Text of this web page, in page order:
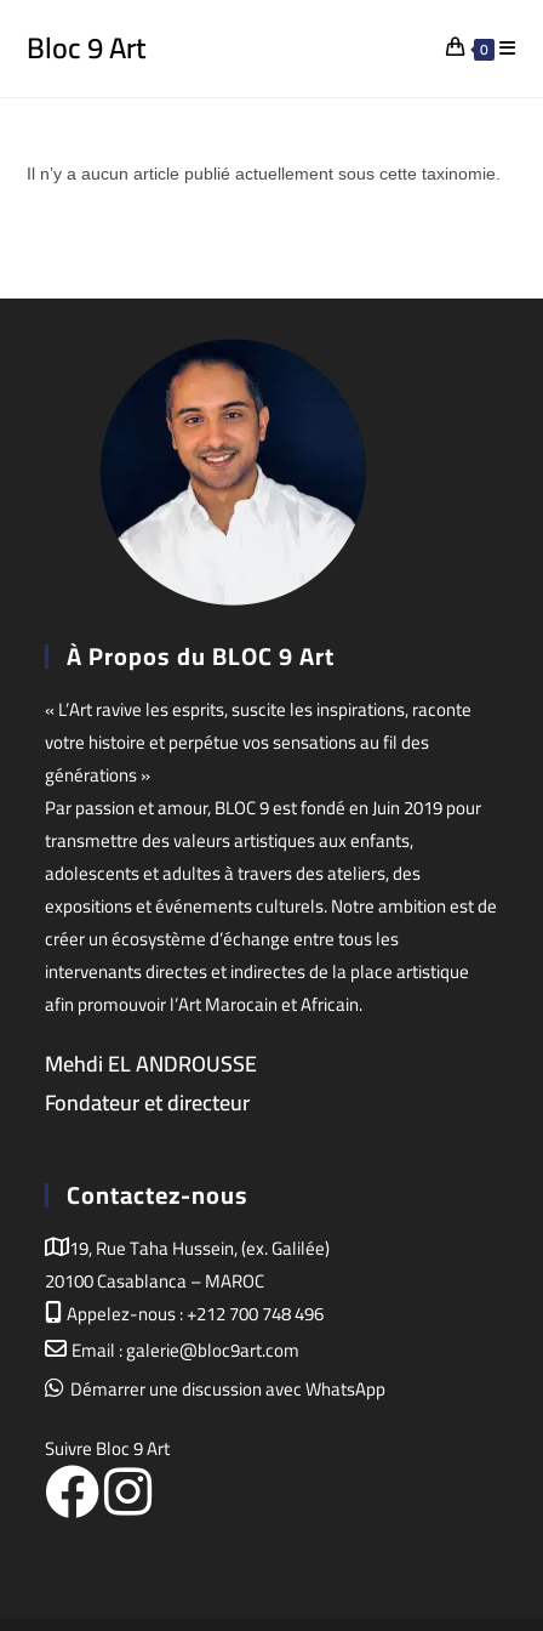
Bloc 9 Art 0
Il n’y a aucun article publié actuellement sous cette taxinomie.
À Propos du BLOC 9 Art
« L’Art ravive les esprits, suscite les inspirations, raconte
votre histoire et perpétue vos sensations au fil des
générations »
Par passion et amour, BLOC 9 est fondé en Juin 2019 pour
transmettre des valeurs artistiques aux enfants,
adolescents et adultes à travers des ateliers, des
expositions et événements culturels. Notre ambition est de
créer un écosystème d’échange entre tous les
intervenants directes et indirectes de la place artistique
afin promouvoir l’Art Marocain et Africain.
Mehdi EL ANDROUSSE
Fondateur et directeur
Contactez-nous
19, Rue Taha Hussein, (ex. Galilée)
20100 Casablanca – MAROC
Appelez-nous : +212 700 748 496
Email : galerie@bloc9art.com
Démarrer une discussion avec WhatsApp
Suivre Bloc 9 Art